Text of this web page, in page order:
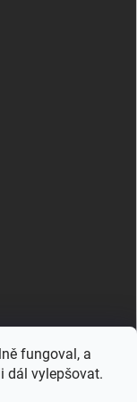
fungoval, a
dál vylepšovat.